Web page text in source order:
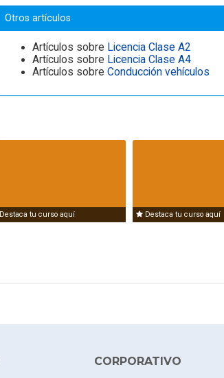
Otros artículos
Artículos sobre Licencia Clase A2
Artículos sobre Licencia Clase A4
Artículos sobre Conducción vehículos
Destaca tu curso aquí Destaca tu curso aquí
CORPORATIVO